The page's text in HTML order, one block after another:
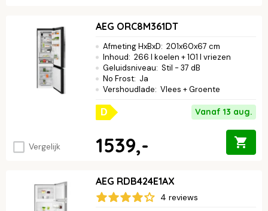
Vergelijk
AEG ORC8M361DT
Afmeting HxBxD: 201x60x67 cm
Inhoud: 266 l koelen + 101 l vriezen
Geluidsniveau: Stil - 37 dB
No Frost: Ja
Vershoudlade: Vlees + Groente
D Vanaf 13 aug.
1539,-
AEG RDB424E1AX
4 reviews